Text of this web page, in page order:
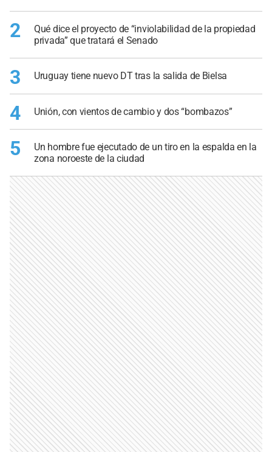
2
Qué dice el proyecto de “inviolabilidad de la propiedad
privada” que tratará el Senado
3 Uruguay tiene nuevo DT tras la salida de Bielsa
4 Unión, con vientos de cambio y dos “bombazos”
5
Un hombre fue ejecutado de un tiro en la espalda en la
zona noroeste de la ciudad